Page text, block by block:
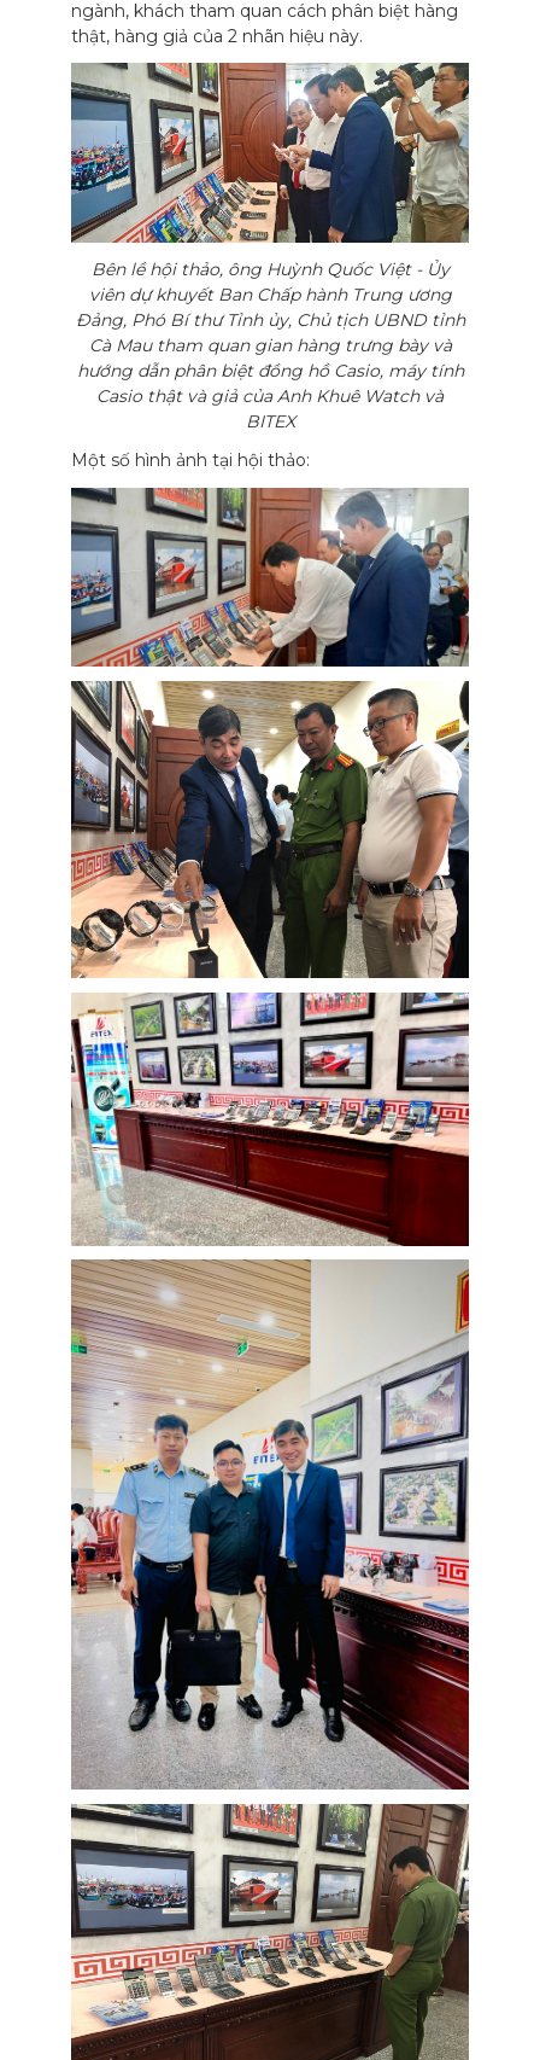
ngành, khách tham quan cách phân biệt hàng
thật, hàng giả của 2 nhãn hiệu này.
Bên lề hội thảo, ông Huỳnh Quốc Việt - Ủy
viên dự khuyết Ban Chấp hành Trung ương
Đảng, Phó Bí thư Tỉnh ủy, Chủ tịch UBND tỉnh
Cà Mau tham quan gian hàng trưng bày và
hướng dẫn phân biệt đồng hồ Casio, máy tính
Casio thật và giả của Anh Khuê Watch và
BITEX
Một số hình ảnh tại hội thảo: